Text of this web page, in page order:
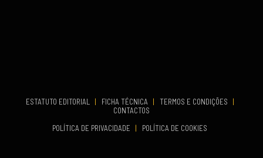
COMEÇA
ESTATUTO EDITORIAL | FICHA TÉCNICA | TERMOS E CONDIÇÕES
|
CONTACTOS
POLÍTICA DE PRIVACIDADE
| POLÍTICA DE COOKIES